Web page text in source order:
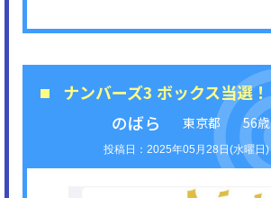
ナンバーズ3 ボックス当選！
のばら
東京都 56歳
2025年05月28日(水曜日)